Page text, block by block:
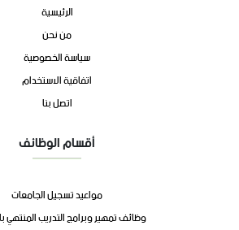
الرئيسية
من نحن
سياسة الخصوصية
اتفاقية الاستخدام
اتصل بنا
أقسام الوظائف
مواعيد تسجيل الجامعات
وظائف تمهير وبرامج التدريب المنتهي